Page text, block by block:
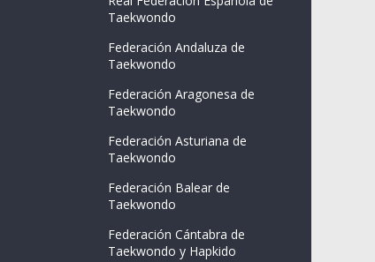
Taekwondo
Federación Andaluza de
Taekwondo
Federación Aragonesa de
Taekwondo
Federación Asturiana de
Taekwondo
Federación Balear de
Taekwondo
Federación Cántabra de
Taekwondo y Hapkido